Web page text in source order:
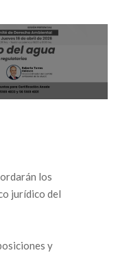
los
jurídico del
y